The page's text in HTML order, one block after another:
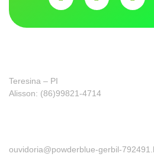
Teresina – PI
Alisson: (86)99821-4714
ouvidoria@powderblue-gerbil-